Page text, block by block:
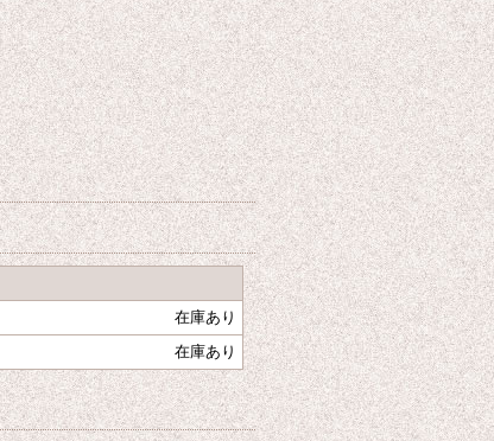
在庫あり
在庫あり